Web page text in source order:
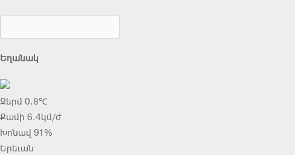
Եղանակ
Ջերմ 0.8℃
Քամի 6.4կմ/ժ
Խոնավ 91%
Երեւան